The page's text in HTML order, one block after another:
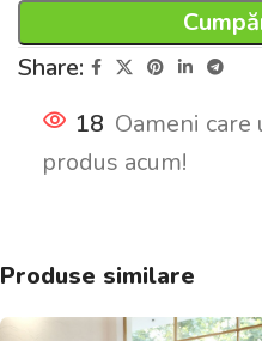
Share:
18 Oameni care
produs acum!
Produse similare